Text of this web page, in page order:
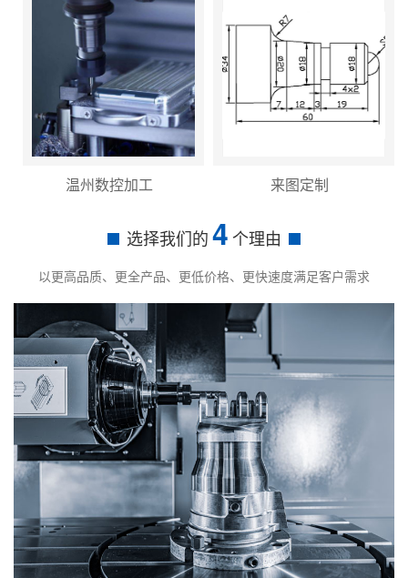
温州数控加工 来图定制
选择我们的4个理由
以更高品质、更全产品、更低价格、更快速度满足客户需求